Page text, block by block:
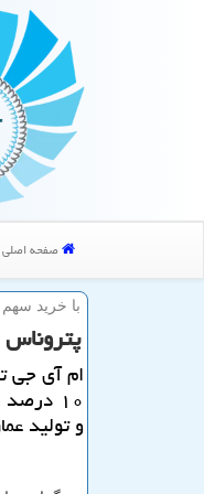
صفحه اصلی
با خرید
ام آی جی
۱۰
و تولید